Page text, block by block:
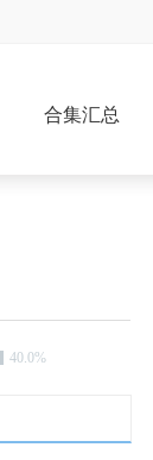
合集汇总
40.0%